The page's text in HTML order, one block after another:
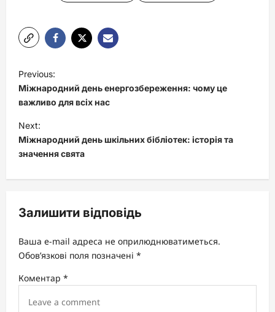
P
o
s
t
n
a
v
g
a
t
i
Previous:
Міжнародний день енергозбереження: чому це
важливо для всіх нас
Next:
Міжнародний день шкільних бібліотек: історія та
значення свята
Залишити відповідь
Ваша e-mail адреса не оприлюднюватиметься.
Обов’язкові поля позначені *
Коментар *